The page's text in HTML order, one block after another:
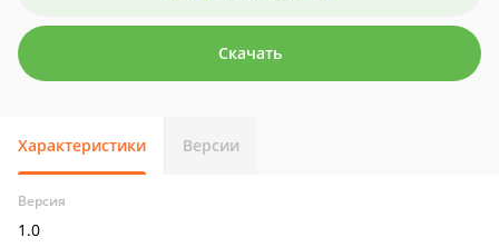
Скачать
Характеристики Версии
Версия
1.0